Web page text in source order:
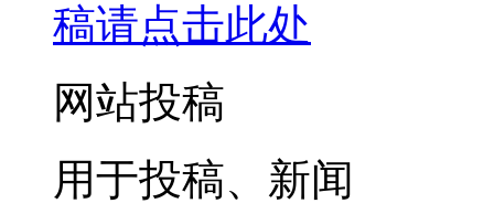
稿请点击此处
网站投稿
用于投稿、新闻